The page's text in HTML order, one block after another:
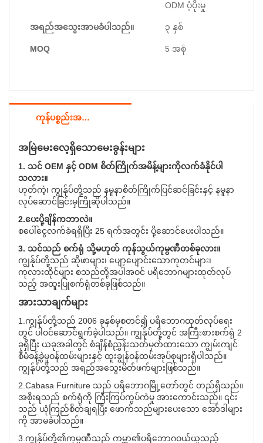
ODM ပံ့ပိုးမှု
အရည်အသွေးအာမခံပါသည်။ ၃ နှစ်
MOQ 5 အစုံ
ကုန်ပစ္စည်းအသေးစိတ်
အမြဲမေးလေ့ရှိသောမေးခွန်းများ
1. သင် OEM နှင့် ODM စိတ်ကြိုက်အမိန့်များကိုလက်ခံနိုင်ပါ
သလား။
ဟုတ်ကဲ့၊ ကျွန်ုပ်တို့သည် နမူနာစိတ်ကြိုက်ပြင်ဆင်ခြင်းနှင့် နမူနာ
လုပ်ဆောင်ခြင်းမှကြိုဆိုပါသည်။
2.ပေးပို့ချိန်ကဘာလဲ။
စပေါ်ငွေလက်ခံရရှိပြီး 25 ရက်အတွင်း ပို့ဆောင်ပေးပါသည်။
3. သင်သည် စက်ရုံ သို့မဟုတ် ကုန်သွယ်ကုမ္ပဏီတစ်ခုလား။
ကျွန်ုပ်တို့သည် ဆိုဖာများ၊ ပျော့ပျောင်းသောကုတင်များ၊
ကုလားထိုင်များ စသည်တို့အပါအဝင် ပရိဘောဂများထုတ်လုပ်
သည့် အထူးပြုစက်ရုံတစ်ခုဖြစ်သည်။
အားသာချက်များ
1.ကျွန်ုပ်တို့သည် 2006 ခုနှစ်မှစတင်၍ ပရိဘောဂထုတ်လုပ်ရေး
တွင် ပါ၀င်ဆောင်ရွက်ခဲ့ပါသည်။ ကျွန်ုပ်တို့တွင် အကြီးစားစက်ရုံ 2
ခုရှိပြီး ယခုအခါတွင် စံချိန်စံညွှန်းသတ်မှတ်ထားသော ကျွမ်းကျင်
စီမံခန့်ခွဲမှုဝန်ထမ်းများနှင့် ထူးချွန်ဝန်ထမ်းအုပ်စုများရှိပါသည်။
ကျွန်ုပ်တို့သည် အရည်အသွေးမိတ်ဖက်များဖြစ်သည်။
2.Cabasa Furniture သည် ပရိဘောဂမြို့တော်တွင် တည်ရှိသည်။
အစိုးရသည် စက်ရုံကို ကြီးကြပ်ကွပ်ကဲမှု အားကောင်းသည်။ ၎င်း
သည် ယုံကြည်စိတ်ချရပြီး ဖောက်သည်များပေးသော အော်ဒါများ
ကို အာမခံပါသည်။
3.ကျွန်ုပ်တို့၏ကုမ္ပဏီသည် ကမ္ဘာ၏ပရိဘောဂဝယ်ယူသည့်